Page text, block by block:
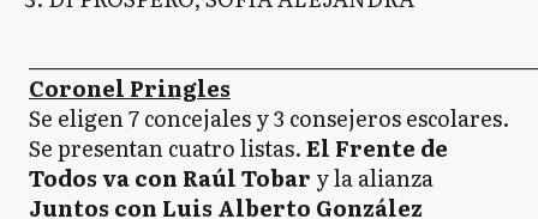
Coronel Pringles
Se eligen 7 concejales y 3 consejeros escolares.
Se presentan cuatro listas.El Frente de
Todos va con Raúl Tobar y la alianza
Juntos con Luis Alberto González